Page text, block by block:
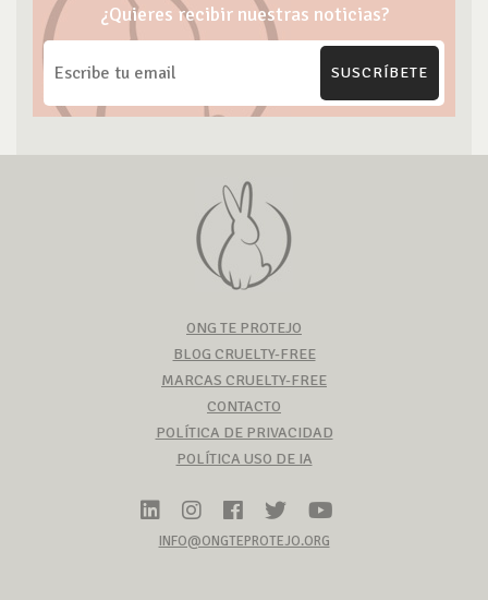
¿Quieres recibir nuestras noticias?
SUSCRÍBETE
ONG TE PROTEJO
BLOG CRUELTY-FREE
MARCAS CRUELTY-FREE
CONTACTO
POLÍTICA DE PRIVACIDAD
POLÍTICA USO DE IA
INFO@ONGTEPROTEJO.ORG